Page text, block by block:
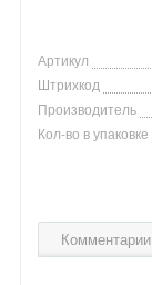
Артикул
Штрихкод
Производитель
Кол-во в упаковке
Комментарии